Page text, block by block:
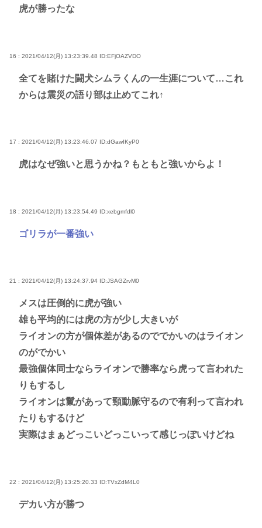
虎が勝ったな
16 : 2021/04/12(月) 13:23:39.48 ID:EFjOAZVDO
全てを賭けた闘犬シムラくんの一生涯について…これ
からは震災の語り部は止めてこれ↑
17 : 2021/04/12(月) 13:23:46.07 ID:dGawIKyP0
虎はなぜ強いと思うかね？もともと強いからよ！
18 : 2021/04/12(月) 13:23:54.49 ID:xebgmfdl0
ゴリラが一番強い
21 : 2021/04/12(月) 13:24:37.94 ID:JSAGZrvM0
メスは圧倒的に虎が強い
雄も平均的には虎の方が少し大きいが
ライオンの方が個体差があるのででかいのはライオン
のがでかい
最強個体同士ならライオンで勝率なら虎って言われた
りもするし
ライオンは鬣があって頸動脈守るので有利って言われ
たりもするけど
実際はまぁどっこいどっこいって感じっぽいけどね
22 : 2021/04/12(月) 13:25:20.33 ID:TVxZdM4L0
デカい方が勝つ